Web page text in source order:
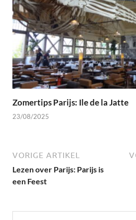
Zomertips Parijs: Ile de la Jatte
23/08/2025
VORIGE ARTIKEL
Lezen over Parijs: Parijs is
een Feest